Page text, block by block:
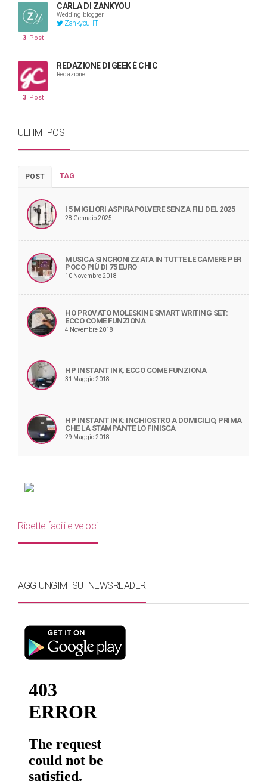
CARLA DI ZANKYOU
Wedding blogger
Zankyou_IT
3 Post
REDAZIONE DI GEEK È CHIC
Redazione
3 Post
ULTIMI POST
POST TAG
I 5 MIGLIORI ASPIRAPOLVERE SENZA FILI DEL 2025
28 Gennaio 2025
MUSICA SINCRONIZZATA IN TUTTE LE CAMERE PER
POCO PIÙ DI 75 EURO
10 Novembre 2018
HO PROVATO MOLESKINE SMART WRITING SET:
ECCO COME FUNZIONA
4 Novembre 2018
HP INSTANT INK, ECCO COME FUNZIONA
31 Maggio 2018
HP INSTANT INK: INCHIOSTRO A DOMICILIO, PRIMA
CHE LA STAMPANTE LO FINISCA
29 Maggio 2018
Ricette facili e veloci
AGGIUNGIMI SUI NEWSREADER